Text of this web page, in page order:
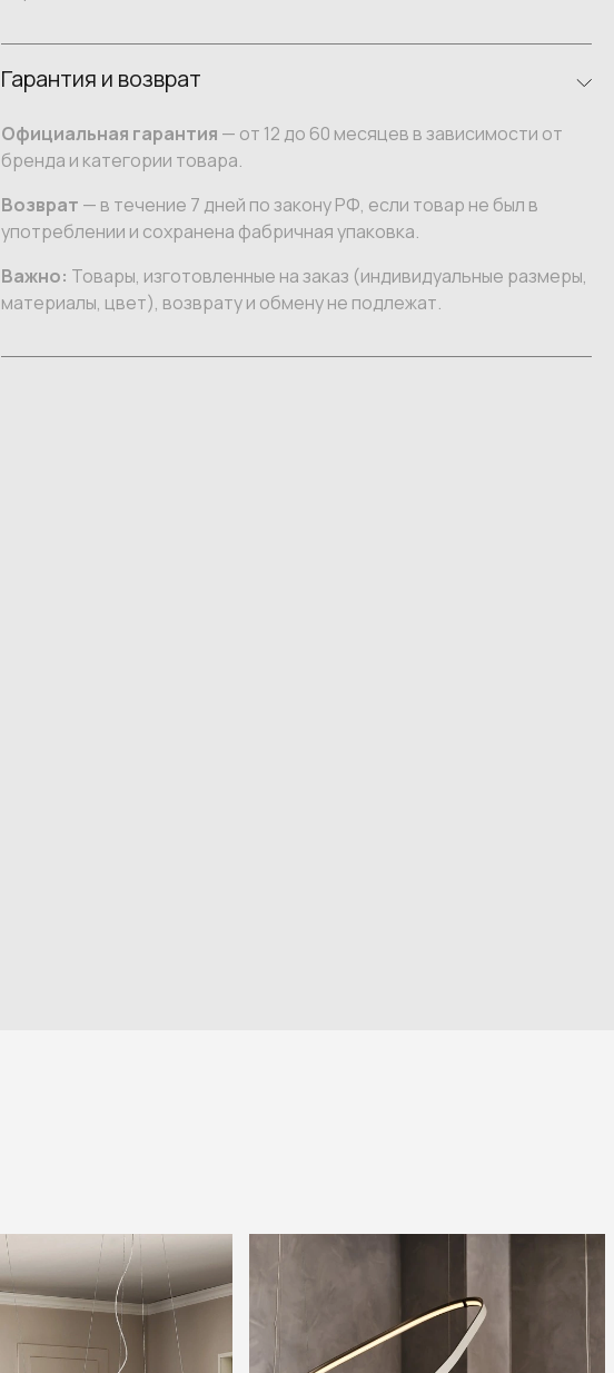
Гарантия и возврат
Официальная гарантия — от 12 до 60 месяцев в зависимости от
бренда и категории товара.
Возврат — в течение 7 дней по закону РФ, если товар не был в
употреблении и сохранена фабричная упаковка.
Важно: Товары, изготовленные на заказ (индивидуальные размеры,
материалы, цвет), возврату и обмену не подлежат.